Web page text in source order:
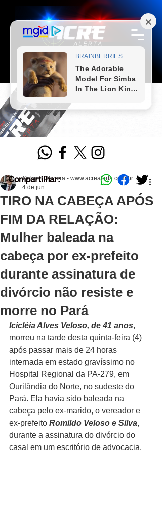
TIRO NA CABEÇA APÓS
FIM DA RELAÇÃO:
Mulher baleada na
cabeça por ex-prefeito
durante assinatura de
divórcio não resiste e
morre no Pará
Gabriel Oliveira - www.acrealerta.com.br
4 de jun.
Icicléia Alves Veloso, de 41 anos,
morreu na tarde desta quinta-feira (4)
após passar mais de 24 horas
internada em estado gravíssimo no
Hospital Regional da PA-279, em
Ourilândia do Norte, no sudeste do
Pará. Ela havia sido baleada na
cabeça pelo ex-marido, o vereador e
ex-prefeito Romildo Veloso e Silva,
durante a assinatura do divórcio do
casal em um escritório de advocacia.
Compartilhar: